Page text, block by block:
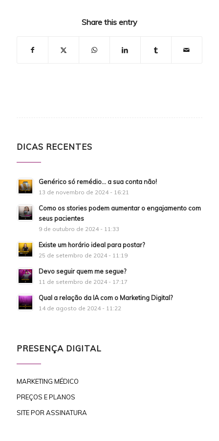
Share this entry
DICAS RECENTES
Genérico só remédio… a sua conta não!
13 de novembro de 2024 - 16:21
Como os stories podem aumentar o engajamento com
seus pacientes
9 de outubro de 2024 - 11:33
Existe um horário ideal para postar?
25 de setembro de 2024 - 11:19
Devo seguir quem me segue?
11 de setembro de 2024 - 17:17
Qual a relação da IA com o Marketing Digital?
14 de agosto de 2024 - 11:22
PRESENÇA DIGITAL
MARKETING MÉDICO
PREÇOS E PLANOS
SITE POR ASSINATURA